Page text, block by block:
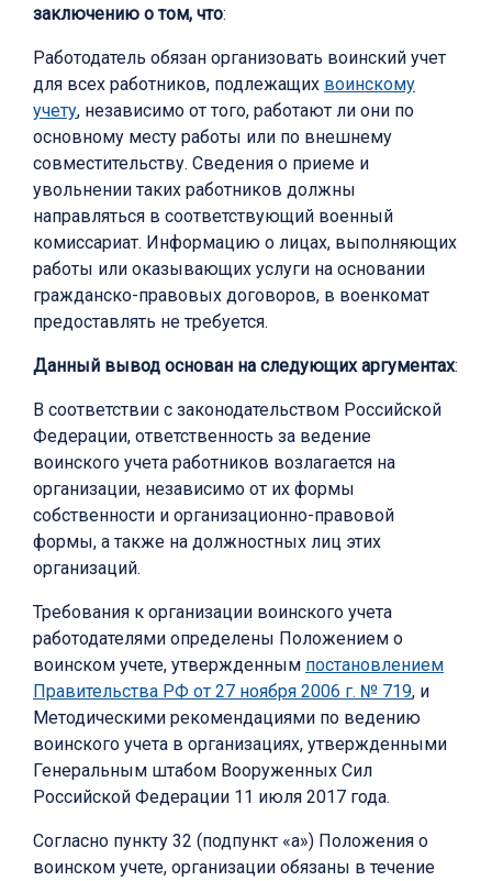
заключению о том, что:
Работодатель обязан организовать воинский учет
для всех работников, подлежащих воинскому
учету, независимо от того, работают ли они по
основному месту работы или по внешнему
совместительству. Сведения о приеме и
увольнении таких работников должны
направляться в соответствующий военный
комиссариат. Информацию о лицах, выполняющих
работы или оказывающих услуги на основании
гражданско-правовых договоров, в военкомат
предоставлять не требуется.
Данный вывод основан на следующих аргументах:
В соответствии с законодательством Российской
Федерации, ответственность за ведение
воинского учета работников возлагается на
организации, независимо от их формы
собственности и организационно-правовой
формы, а также на должностных лиц этих
организаций.
Требования к организации воинского учета
работодателями определены Положением о
воинском учете, утвержденным постановлением
Правительства РФ от 27 ноября 2006 г. № 719, и
Методическими рекомендациями по ведению
воинского учета в организациях, утвержденными
Генеральным штабом Вооруженных Сил
Российской Федерации 11 июля 2017 года.
Согласно пункту 32 (подпункт «а») Положения о
воинском учете, организации обязаны в течение